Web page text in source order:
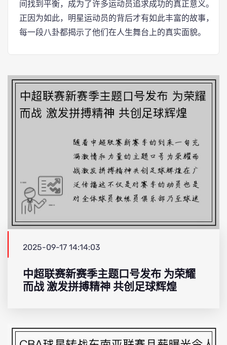
间找到平衡，成为了许多运动员追求成功的真正意义。
正因为如此，明星运动员的背后才有如此丰富的故事，
每一段八卦都揭示了他们在人生舞台上的真实面貌。
2025-09-17 14:14:03
中超联赛新赛季主题口号发布 为荣耀
而战 激发拼搏精神 共创足球辉煌